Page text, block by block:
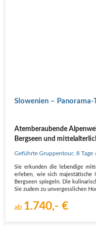
Slowenien – Panorama-
Atemberaubende
Bergseen und
Geführte Gruppentour,8 Tage
Sie erkunden die lebendige
erleben, wie sich majestätische
Bergseen spiegeln. Die
Sie zudem zu unvergesslichen
ab 1.740,- €